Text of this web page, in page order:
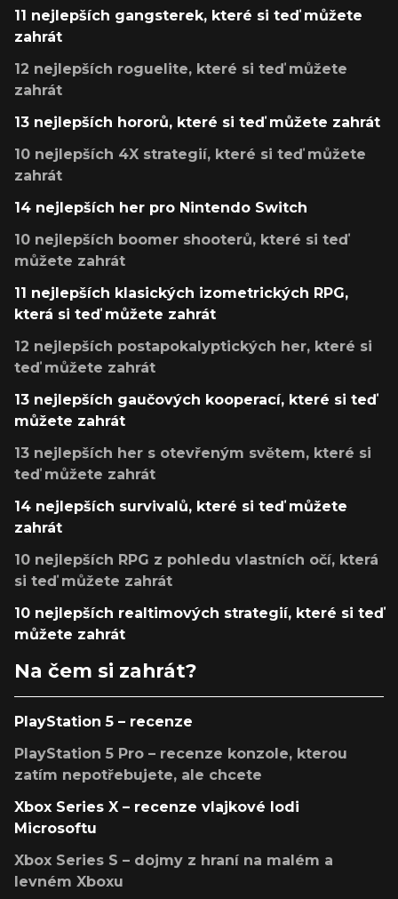
11 nejlepších gangsterek, které si teď můžete
zahrát
12 nejlepších roguelite, které si teď můžete
zahrát
13 nejlepších hororů, které si teď můžete zahrát
10 nejlepších 4X strategií, které si teď můžete
zahrát
14 nejlepších her pro Nintendo Switch
10 nejlepších boomer shooterů, které si teď
můžete zahrát
11 nejlepších klasických izometrických RPG,
která si teď můžete zahrát
12 nejlepších postapokalyptických her, které si
teď můžete zahrát
13 nejlepších gaučových kooperací, které si teď
můžete zahrát
13 nejlepších her s otevřeným světem, které si
teď můžete zahrát
14 nejlepších survivalů, které si teď můžete
zahrát
10 nejlepších RPG z pohledu vlastních očí, která
si teď můžete zahrát
10 nejlepších realtimových strategií, které si teď
můžete zahrát
Na čem si zahrát?
PlayStation 5 – recenze
PlayStation 5 Pro – recenze konzole, kterou
zatím nepotřebujete, ale chcete
Xbox Series X – recenze vlajkové lodi
Microsoftu
Xbox Series S – dojmy z hraní na malém a
levném Xboxu